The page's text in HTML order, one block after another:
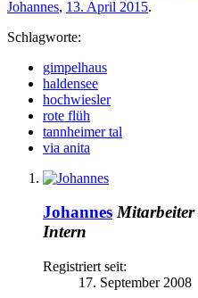
Johannes, 13. April 2015.
Schlagworte:
gimpelhaus
haldensee
hochwiesler
rote flüh
tannheimer tal
via anita
Johannes Mitarbeiter
Intern
Registriert seit:
17. September 2008